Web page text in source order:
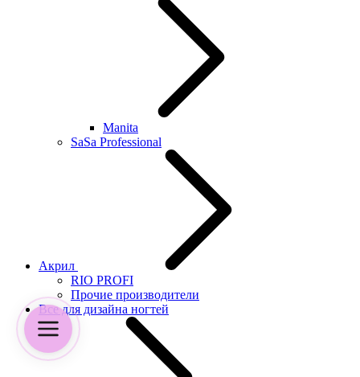
Manita
SaSa Professional
Акрил
RIO PROFI
Прочие производители
Все для дизайна ногтей